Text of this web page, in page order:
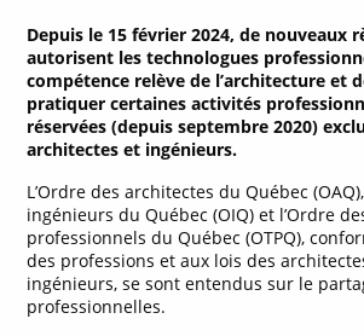
Depuis le 15 février 2024, de nouveaux
autorisent les technologues
compétence relève de l’architecture et
pratiquer certaines activités
réservées (depuis septembre 2020)
architectes et ingénieurs.
L’Ordre des architectes du Québec
ingénieurs du Québec (OIQ) et l’Ordre
professionnels du Québec (OTPQ),
des professions et aux lois des
ingénieurs, se sont entendus sur le
professionnelles.